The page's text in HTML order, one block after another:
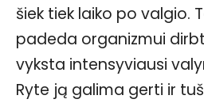
šiek tiek laiko po valgio.
padeda organizmui
vyksta intensyviausi
Ryte ją galima gerti ir